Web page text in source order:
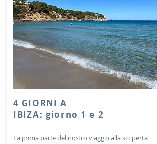
4 GIORNI A
IBIZA: giorno 1 e 2
La prima parte del nostro viaggio alla scoperta